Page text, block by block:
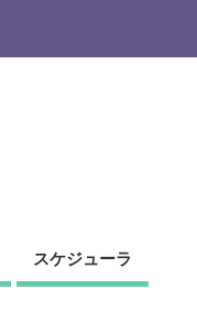
スケジューラ